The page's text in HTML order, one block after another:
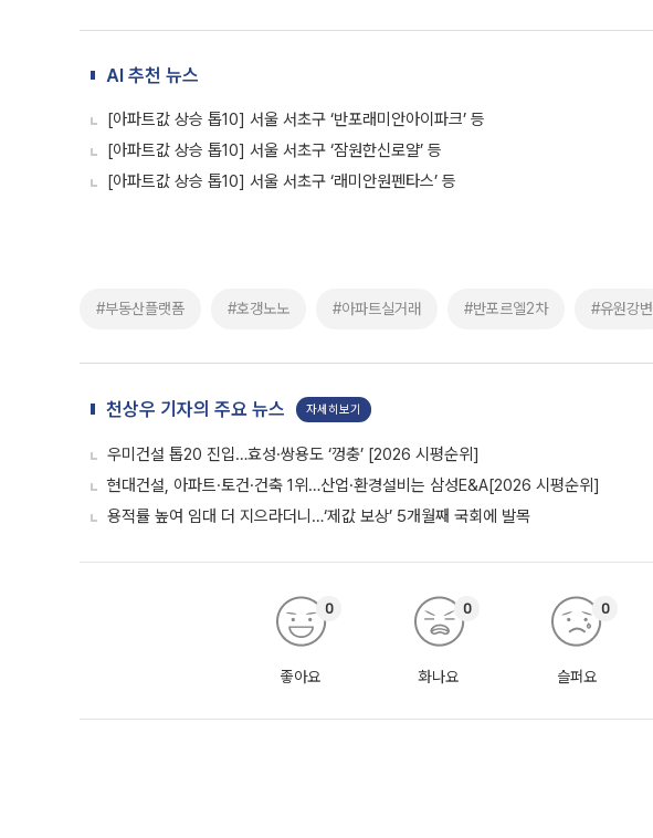
AI 추천 뉴스
[아파트값 상승 톱10] 서울 서초구 ‘반포래미안아이파크’ 등
[아파트값 상승 톱10] 서울 서초구 ‘잠원한신로얄’ 등
[아파트값 상승 톱10] 서울 서초구 ‘래미안원펜타스’ 등
#부동산플랫폼 #호갱노노 #아파트실거래 #반포르엘2차 #유원강변
천상우 기자의 주요 뉴스 자세히보기
우미건설 톱20 진입…효성·쌍용도 ‘껑충’ [2026 시평순위]
현대건설, 아파트·토건·건축 1위…산업·환경설비는 삼성E&A[2026 시평순위]
용적률 높여 임대 더 지으라더니…‘제값 보상’ 5개월째 국회에 발목
좋아요
0
화나요
0
슬퍼요
0